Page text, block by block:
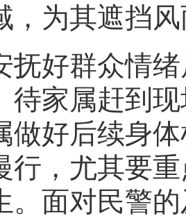
，为其遮挡
群众情绪
待家属赶到
做好后续身
行，尤其要
。面对民警